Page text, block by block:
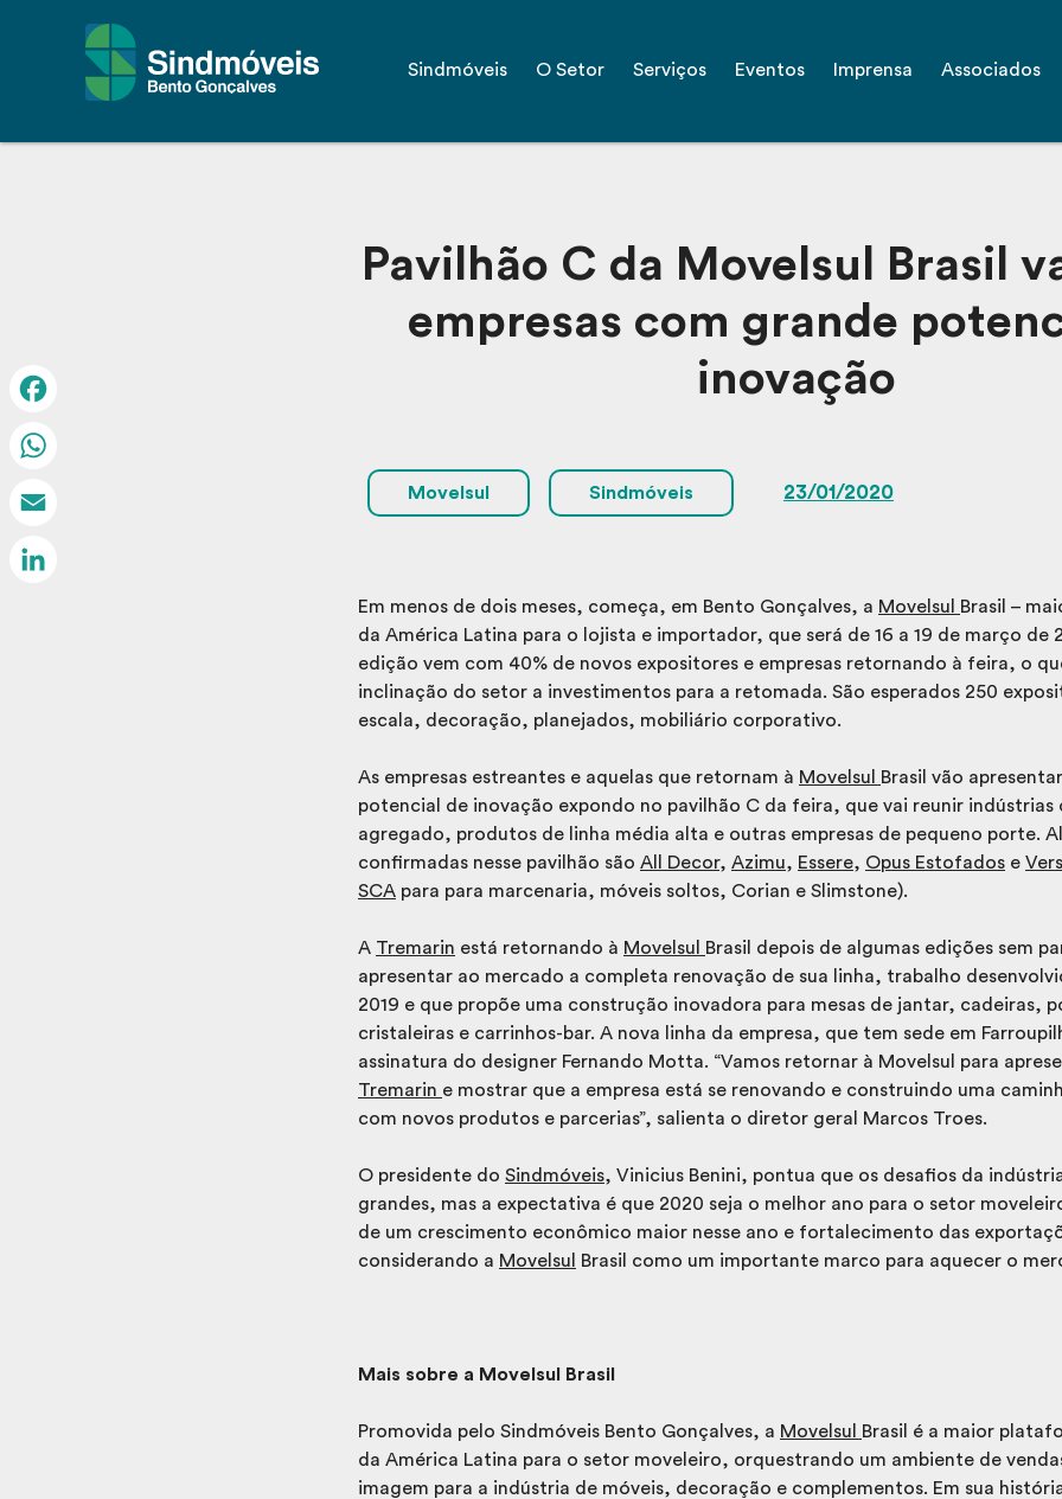
Sindmóveis O Setor Serviços Eventos Imprensa Associados
Pavilhão C da Movelsul Brasil
empresas com grande
inovação
Movelsul Sindmóveis 23/01/2020
Em menos de dois meses, começa, em Bento Gonçalves, a Movelsul
Brasil –
da América Latina para o lojista e importador, que será de 16 a 19 de março de
edição vem com 40% de novos expositores e empresas retornando à feira, o
inclinação do setor a investimentos para a retomada. São esperados 250
escala, decoração, planejados, mobiliário corporativo.
As empresas estreantes e aquelas que retornam à Movelsul
Brasil vão
potencial de inovação expondo no pavilhão C da feira, que vai reunir indústrias
agregado, produtos de linha média alta e outras empresas de pequeno porte.
confirmadas nesse pavilhão são All Decor, Azimu, Essere, Opus Estofados e
SCA para para marcenaria, móveis soltos, Corian e Slimstone).
A Tremarin está retornando à Movelsul
Brasil depois de algumas edições sem
apresentar ao mercado a completa renovação de sua linha, trabalho
2019 e que propõe uma construção inovadora para mesas de jantar, cadeiras,
cristaleiras e carrinhos-bar. A nova linha da empresa, que tem sede em
assinatura do designer Fernando Motta. “Vamos retornar à Movelsul para
Tremarin e mostrar que a empresa está se renovando e construindo uma
com novos produtos e parcerias”, salienta o diretor geral Marcos Troes.
O presidente do Sindmóveis, Vinicius Benini, pontua que os desafios da
grandes, mas a expectativa é que 2020 seja o melhor ano para o setor
de um crescimento econômico maior nesse ano e fortalecimento das
considerando a Movelsul Brasil como um importante marco para aquecer o
Mais sobre a Movelsul Brasil
Promovida pelo Sindmóveis Bento Gonçalves, a Movelsul
Brasil é a maior
da América Latina para o setor moveleiro, orquestrando um ambiente de
imagem para a indústria de móveis, decoração e complementos. Em sua
Facebook
Email